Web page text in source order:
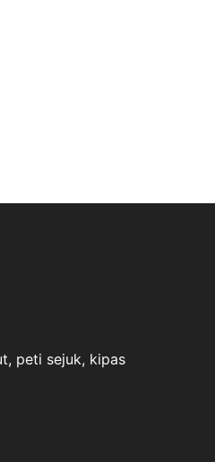
peti sejuk, kipas